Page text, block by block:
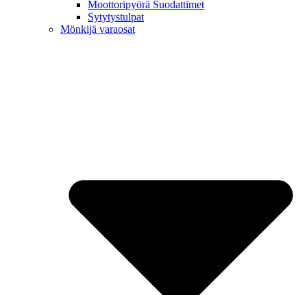
Moottoripyörä Suodattimet
Sytytystulpat
Mönkijä varaosat